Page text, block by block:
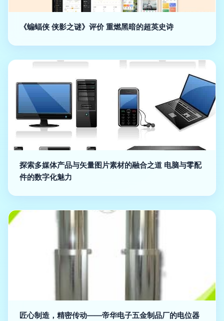
《蝙蝠侠 侠影之谜》评价 重燃黑暗的超英史诗
探索多媒体产品与矢量图片素材的融合之道 电脑与零配
件的数字化魅力
匠心制造，精密传动——帝华电子五金制品厂的电位器